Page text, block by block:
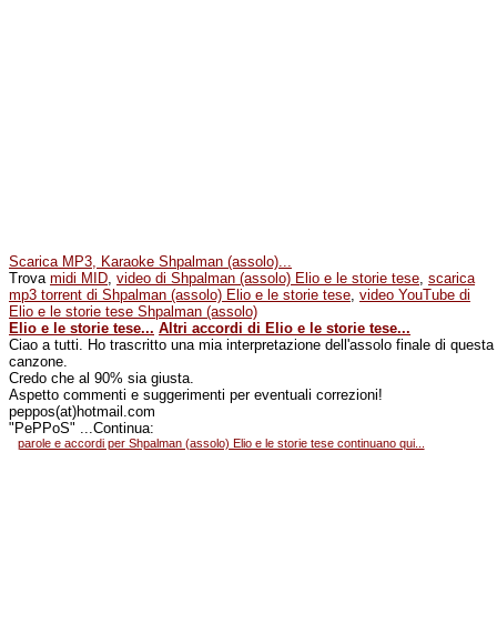
Scarica MP3, Karaoke Shpalman (assolo)...
Trova midi MID, video di Shpalman (assolo) Elio e le storie tese, scarica
mp3 torrent di Shpalman (assolo) Elio e le storie tese, video YouTube di
Elio e le storie tese Shpalman (assolo)
Elio e le storie tese... Altri accordi di Elio e le storie tese...
Ciao a tutti. Ho trascritto una mia interpretazione dell'assolo finale di questa
canzone.
Credo che al 90% sia giusta.
Aspetto commenti e suggerimenti per eventuali correzioni!
peppos(at)hotmail.com
"PePPoS" ...Continua:
parole e accordi per Shpalman (assolo) Elio e le storie tese continuano qui...